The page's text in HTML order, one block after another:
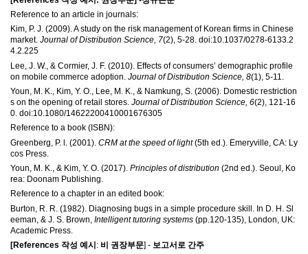
Reference to an article in journals:
Kim, P. J. (2009). A study on the risk management of Korean firms in Chinese
market. Journal of Distribution Science, 7(2), 5-28. doi:10.1037/0278-6133.2
4.2.225
Lee, J. W., & Cormier, J. F. (2010). Effects of consumers’ demographic profile
on mobile commerce adoption. Journal of Distribution Science, 8(1), 5-11.
Youn, M. K., Kim, Y. O., Lee, M. K., & Namkung, S. (2006). Domestic restriction
s on the opening of retail stores. Journal of Distribution Science, 6(2), 121-16
0. doi:10.1080/14622200410001676305
Reference to a book (ISBN):
Greenberg, P. l. (2001). CRM at the speed of light(5th ed.). Emeryville, CA: Ly
cos Press.
Youn, M. K., & Kim, Y. O. (2017). Principles of distribution (2nd ed.). Seoul, Ko
rea: Doonam Publishing.
Reference to a chapter in an edited book:
Burton, R. R. (1982). Diagnosing bugs in a simple procedure skill. In D. H. Sl
eeman, & J. S. Brown, Intelligent tutoring systems (pp.120-135), London, UK:
Academic Press.
[References 작성 예시: 비 권장부문] - 보고서로 간주